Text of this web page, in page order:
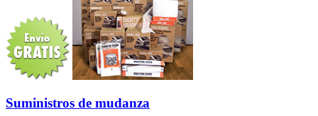
Suministros de mudanza